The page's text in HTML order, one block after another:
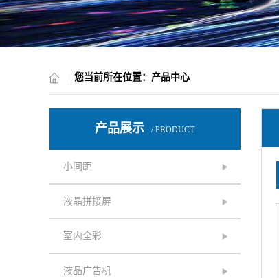
您当前所在位置：产品中心
产品展示 / PRODUCT
小间距
液晶拼接屏
室内全彩
液晶广告机